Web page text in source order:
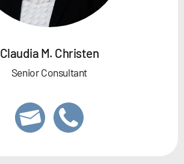
Claudia M. Christen
Senior Consultant